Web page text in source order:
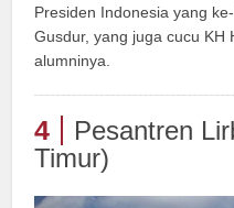
Presiden Indonesia yang
Gusdur, yang juga cucu KH
alumninya.
4
Pesantren
Timur)